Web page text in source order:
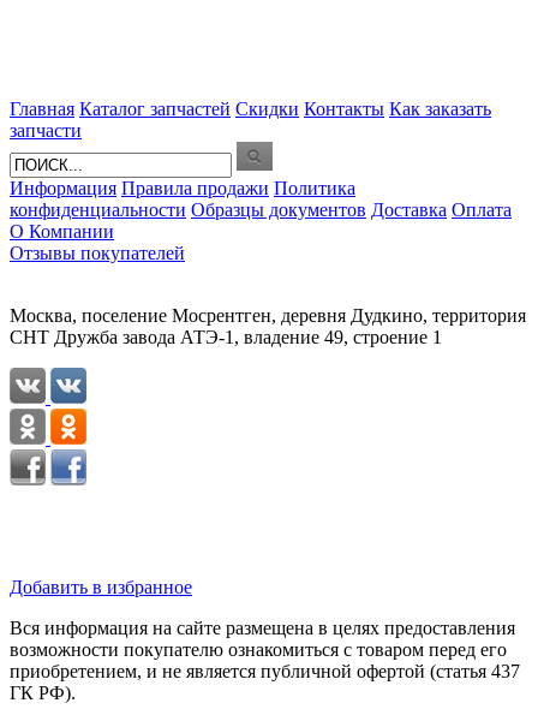
Главная Каталог запчастей Скидки Контакты Как заказать
запчасти
Информация Правила продажи Политика
конфиденциальности Образцы документов Доставка Оплата
О Компании
Отзывы покупателей
Москва, поселение Мосрентген, деревня Дудкино, территория
СНТ Дружба завода АТЭ-1, владение 49, строение 1
Добавить в избранное
Вся информация на сайте размещена в целях предоставления
возможности покупателю ознакомиться с товаром перед его
приобретением, и не является публичной офертой (статья 437
ГК РФ).